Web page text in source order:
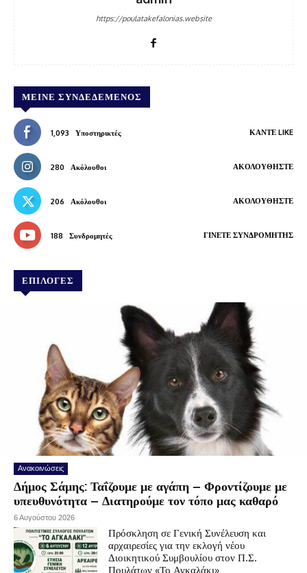
https://poulatakefalonias.website
ΜΕΊΝΕ ΣΥΝΔΕΔΕΜΈΝΟΣ
1,093 Υποστηρικτές ΚΆΝΤΕ LIKE
280 Ακόλουθοι ΑΚΟΛΟΥΘΉΣΤΕ
206 Ακόλουθοι ΑΚΟΛΟΥΘΉΣΤΕ
188 Συνδρομητές ΓΊΝΕΤΕ ΣΥΝΔΡΟΜΗΤΉΣ
ΕΠΙΛΟΓΕΣ
Ανακοινώσεις
Δήμος Σάμης: Ταΐζουμε με αγάπη – Φροντίζουμε με
υπευθυνότητα – Διατηρούμε τον τόπο μας καθαρό
6 Αυγούστου 2026
Πρόσκληση σε Γενική Συνέλευση και
αρχαιρεσίες για την εκλογή νέου
Διοικητικού Συμβουλίου στον Π.Σ.
Πουλάτων «Το Αγκαλάκι»